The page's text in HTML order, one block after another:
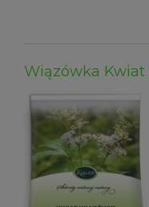
Wiązówka Kwiat